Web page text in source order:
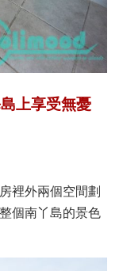
上享受無憂
裡外兩個空間劃
個南丫島的景色